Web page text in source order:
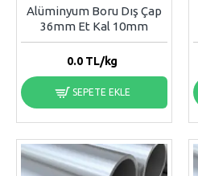
Alüminyum Boru Dış Çap
36mm Et Kal 10mm
0.0TL/kg
SEPETE EKLE